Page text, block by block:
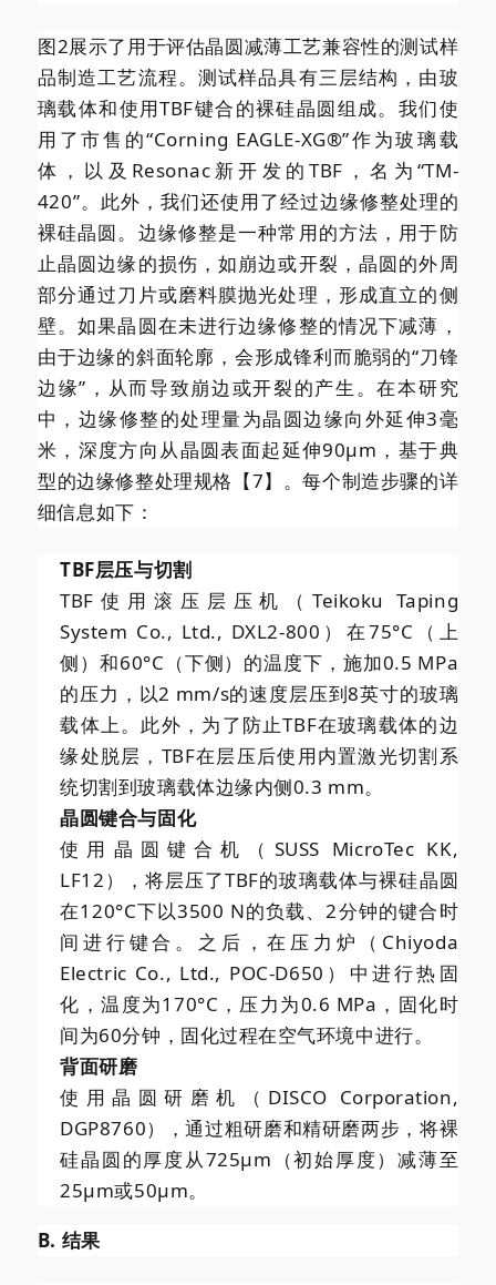
图2展示了用于评估晶圆减薄工艺兼容性的测试样
品制造工艺流程。测试样品具有三层结构，由玻
璃载体和使用TBF键合的裸硅晶圆组成。我们使
用了市售的“Corning EAGLE-XG®”作为玻璃载
体，以及Resonac新开发的TBF，名为“TM-
420”。此外，我们还使用了经过边缘修整处理的
裸硅晶圆。边缘修整是一种常用的方法，用于防
止晶圆边缘的损伤，如崩边或开裂，晶圆的外周
部分通过刀片或磨料膜抛光处理，形成直立的侧
壁。如果晶圆在未进行边缘修整的情况下减薄，
由于边缘的斜面轮廓，会形成锋利而脆弱的“刀锋
边缘”，从而导致崩边或开裂的产生。在本研究
中，边缘修整的处理量为晶圆边缘向外延伸3毫
米，深度方向从晶圆表面起延伸90μm，基于典
型的边缘修整处理规格【7】。每个制造步骤的详
细信息如下：
TBF层压与切割
TBF使用滚压层压机（Teikoku Taping
System Co., Ltd., DXL2-800）在75°C（上
侧）和60°C（下侧）的温度下，施加0.5 MPa
的压力，以2 mm/s的速度层压到8英寸的玻璃
载体上。此外，为了防止TBF在玻璃载体的边
缘处脱层，TBF在层压后使用内置激光切割系
统切割到玻璃载体边缘内侧0.3 mm。
晶圆键合与固化
使用晶圆键合机（SUSS MicroTec KK,
LF12），将层压了TBF的玻璃载体与裸硅晶圆
在120°C下以3500 N的负载、2分钟的键合时
间进行键合。之后，在压力炉（Chiyoda
Electric Co., Ltd., POC-D650）中进行热固
化，温度为170°C，压力为0.6 MPa，固化时
间为60分钟，固化过程在空气环境中进行。
背面研磨
使用晶圆研磨机（DISCO Corporation,
DGP8760），通过粗研磨和精研磨两步，将裸
硅晶圆的厚度从725μm（初始厚度）减薄至
25μm或50μm。
B. 结果